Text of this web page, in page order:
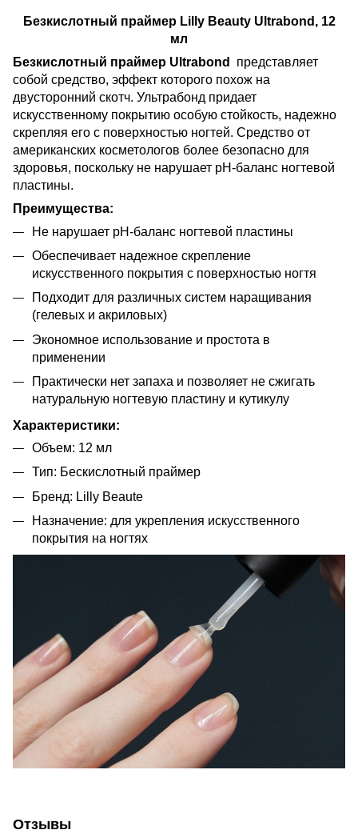
Безкислотный праймер Lilly Beauty Ultrabond, 12
мл
Безкислотный праймер Ultrabond
представляет
собой средство, эффект которого похож на
двусторонний скотч. Ультрабонд придает
искусственному покрытию особую стойкость, надежно
скрепляя его с поверхностью ногтей. Средство от
американских косметологов более безопасно для
здоровья, поскольку не нарушает рH-баланс ногтевой
пластины.
Преимущества:
Не нарушает pH-баланс ногтевой пластины
Обеспечивает надежное скрепление
искусственного покрытия с поверхностью ногтя
Подходит для различных систем наращивания
(гелевых и акриловых)
Экономное использование и простота в
применении
Практически нет запаха и позволяет не сжигать
натуральную ногтевую пластину и кутикулу
Характеристики:
Объем: 12 мл
Тип: Бескислотный праймер
Бренд: Lilly Beaute
Назначение: для укрепления искусственного
покрытия на ногтях
Отзывы